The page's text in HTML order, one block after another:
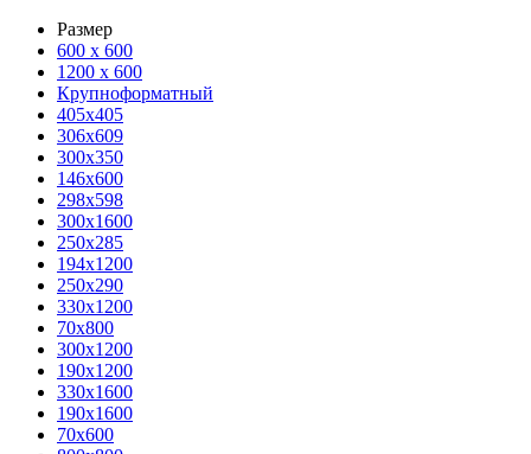
Размер
600 х 600
1200 х 600
Крупноформатный
405x405
306x609
300x350
146x600
298x598
300x1600
250x285
194x1200
250x290
330x1200
70x800
300x1200
190x1200
330x1600
190x1600
70x600